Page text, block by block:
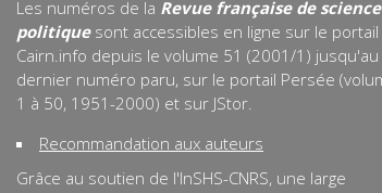
Les numéros de la Revue française de science
politiquesont accessibles en ligne sur le portail
Cairn.info depuis le volume 51 (2001/1) jusqu'au
dernier numéro paru, sur le portail Persée
1 à 50, 1951-2000) et sur JStor.
Recommandation aux auteurs
Grâce au soutien de l'InSHS-CNRS, une large